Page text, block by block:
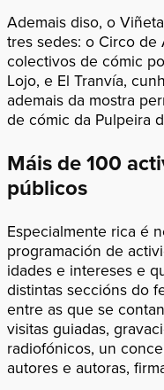
Ademais diso, o
tres sedes: o Circo
colectivos de cómic
Lojo, e El Tranvía,
ademais da mostra
de cómic da Pulpeira
Máis de 100
públicos
Especialmente rica é
programación de
idades e intereses e
distintas seccións do
entre as que se
visitas guiadas,
radiofónicos, un
autores e autoras,